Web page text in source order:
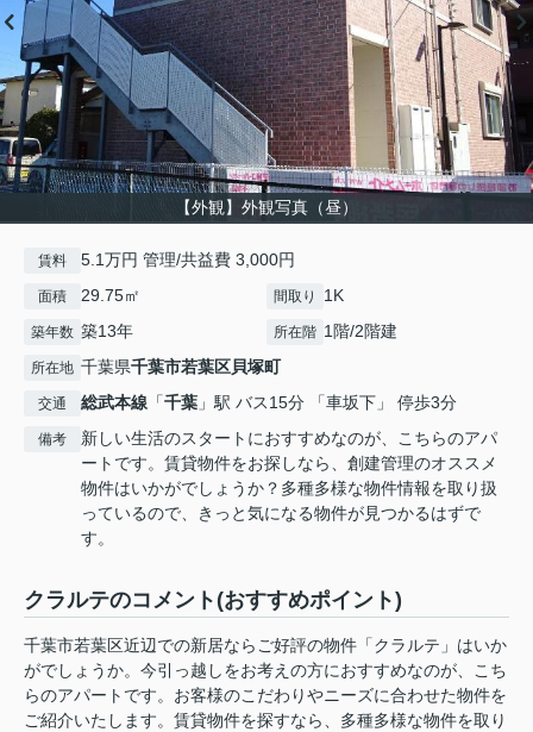
【外観】外観写真（昼）
賃料 5.1万円 管理/共益費 3,000円
面積 29.75㎡ 間取り 1K
築年数 築13年 所在階 1階/2階建
所在地 千葉県千葉市若葉区貝塚町
交通 総武本線 「千葉 」駅 バス15分 「車坂下」 停歩3分
備考
新しい生活のスタートにおすすめなのが、こちらのアパ
ートです。賃貸物件をお探しなら、創建管理のオススメ
物件はいかがでしょうか？多種多様な物件情報を取り扱
っているので、きっと気になる物件が見つかるはずで
す。
クラルテのコメント(おすすめポイント)
千葉市若葉区近辺での新居ならご好評の物件「クラルテ」はいか
がでしょうか。今引っ越しをお考えの方におすすめなのが、こち
らのアパートです。お客様のこだわりやニーズに合わせた物件を
ご紹介いたします。賃貸物件を探すなら、多種多様な物件を取り